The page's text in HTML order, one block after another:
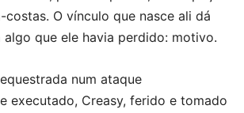
O vínculo que nasce ali dá
que ele havia perdido: motivo.
num ataque
executado, Creasy, ferido e tomado